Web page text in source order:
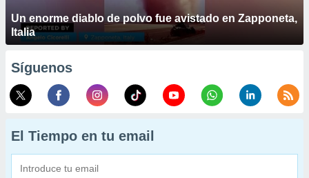
Un enorme diablo de polvo fue avistado en Zapponeta,
Italia
Síguenos
El Tiempo en tu email